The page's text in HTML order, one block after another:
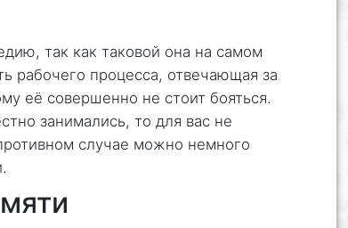
так как таковой она на самом
рабочего процесса, отвечающая за
её совершенно не стоит бояться.
занимались, то для вас не
случае можно немного